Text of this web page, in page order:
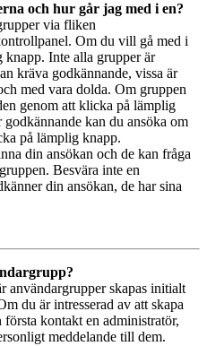
och hur går jag med i en?
via fliken
Om du vill gå med i
Inte alla grupper är
kräva godkännande, vissa är
med vara dolda. Om gruppen
genom att klicka på lämplig
kan du ansöka om
på lämplig knapp.
din ansökan och de kan fråga
Besvära inte en
din ansökan, de har sina
användargrupper skapas initialt
du är intresserad av att skapa
kontakt en administratör,
meddelande till dem.